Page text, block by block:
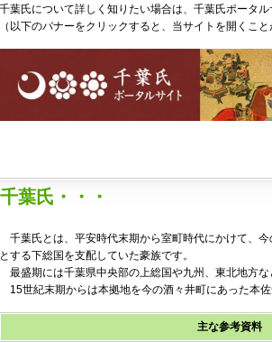
千葉氏について詳しく知りたい場合は、千葉氏ポータル
（以下のバナーをクリックすると、当サイトを開くこと
千葉氏・・・
千葉氏とは、平安時代末期から室町時代にかけて、
とする下総国を支配していた豪族です。
最盛期には千葉県中央部の上総国や九州、東北地方な
15世紀末期からは本拠地を今の酒々井町にあった本
主な参考資料